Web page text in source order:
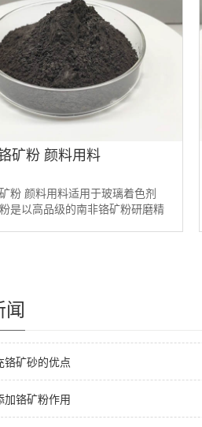
矿粉 颜料用料
粉 颜料用料适用于玻璃着色剂
是以高品级的南非铬矿粉研磨精
闻
铬矿砂的优点
加铬矿粉作用